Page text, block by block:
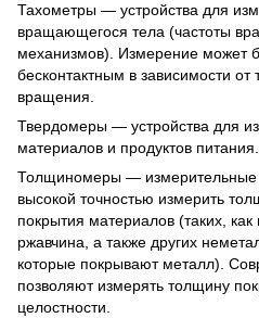
Тахометры — устройства для
вращающегося тела (частоты
механизмов). Измерение может
бесконтактным в зависимости от
вращения.
Твердомеры — устройства для
материалов и продуктов питания.
Толщиномеры —
высокой точностью измерить
покрытия материалов (таких, как
ржавчина, а также других
которые покрывают металл).
позволяют измерять толщину
целостности.